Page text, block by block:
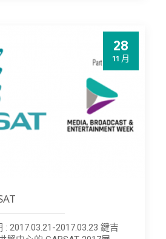
28
11 月
: 2017.03.21-2017.03.23 鍵吉